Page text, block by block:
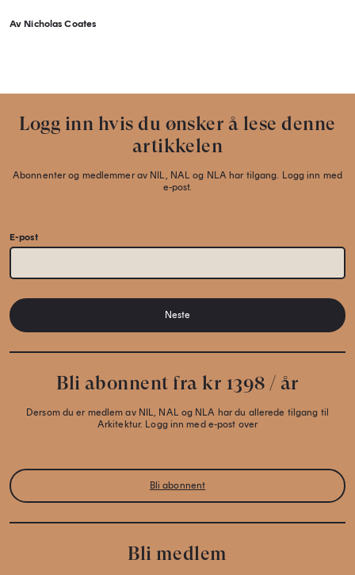
Av Nicholas Coates
Logg inn hvis du ønsker å lese denne
artikkelen
Abonnenter og medlemmer av NIL, NAL og NLA har tilgang. Logg inn med
e-post.
E-post
Neste
Bli abonnent fra kr 1398 / år
Dersom du er medlem av NIL, NAL og NLA har du allerede tilgang til
Arkitektur. Logg inn med e-post over
Bli abonnent
Bli medlem